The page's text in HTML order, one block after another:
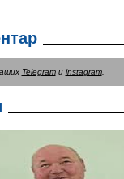
Telegramи instagram.